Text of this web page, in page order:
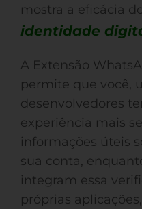
mostra a eficácia
identidade
A Extensão
permite que você,
desenvolvedores
experiência mais
informações úteis
sua conta,
integram essa
próprias